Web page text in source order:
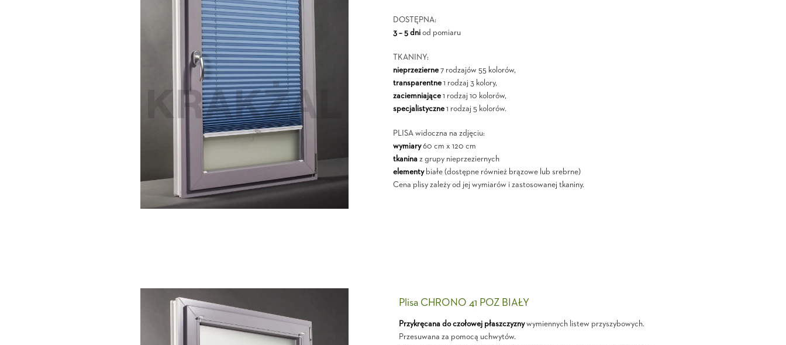
DOSTĘPNA:
3 – 5 dniod pomiaru
TKANINY:
nieprzezierne7 rodzajów 55 kolorów,
transparentne1 rodzaj 3 kolory,
zaciemniające1 rodzaj 10 kolorów,
specjalistyczne1 rodzaj 5 kolorów.
PLISA widoczna na zdjęciu:
wymiary60 cm x 120 cm
tkaninaz grupy nieprzeziernych
elementybiałe (dostępne również brązowe lub srebrne)
Cena plisy zależy od jej wymiarów i zastosowanej tkaniny.
Plisa CHRONO 41 POZ BIAŁY
Przykręcana do czołowej płaszczyznywymiennych listew przyszybowych.
Przesuwana za pomocą uchwytów.